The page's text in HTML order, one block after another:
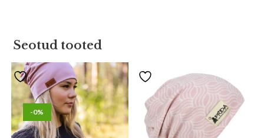
Seotud tooted
-0%